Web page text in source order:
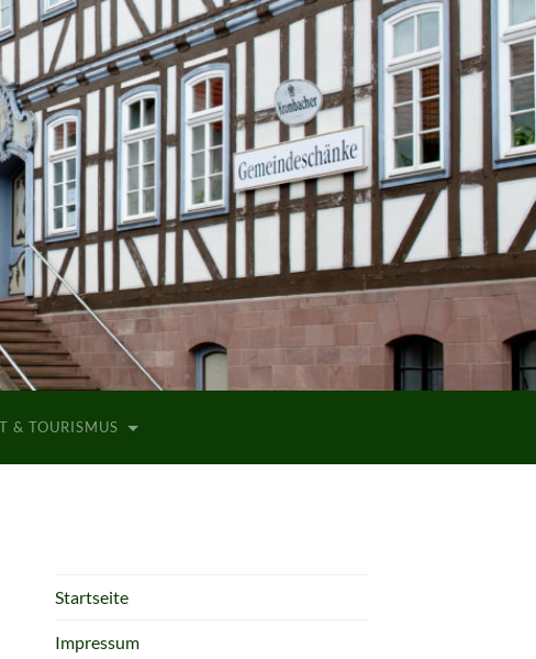
& TOURISMUS
Startseite
Impressum